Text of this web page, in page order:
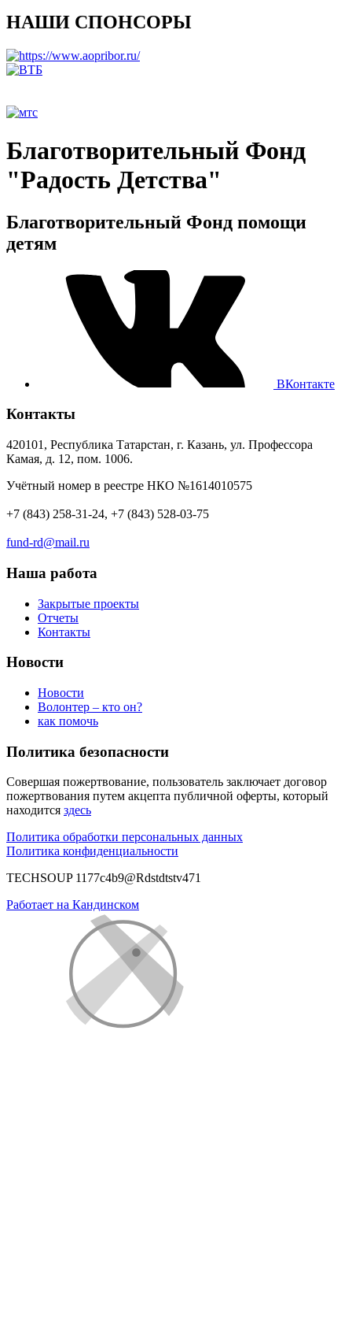
НАШИ СПОНСОРЫ
Благотворительный Фонд
"Радость Детства"
Благотворительный Фонд помощи
детям
ВКонтакте
Контакты
420101, Республика Татарстан, г. Казань, ул. Профессора
Камая, д. 12, пом. 1006.
Учётный номер в реестре НКО №1614010575
+7 (843) 258-31-24, +7 (843) 528-03-75
fund-rd@mail.ru
Наша работа
Закрытые проекты
Отчеты
Контакты
Новости
Новости
Волонтер – кто он?
как помочь
Политика безопасности
Совершая пожертвование, пользователь заключает договор
пожертвования путем акцепта публичной оферты, который
находится здесь
Политика обработки персональных данных
Политика конфиденциальности
TECHSOUP 1177c4b9@Rdstdtstv471
Работает на Кандинском